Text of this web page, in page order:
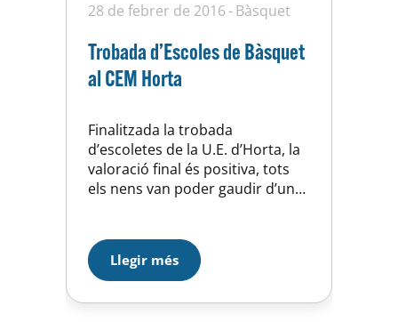
28 de febrer de 2016 Bàsquet
Trobada d’Escoles de Bàsquet
al CEM Horta
Finalitzada la trobada
d’escoletes de la U.E. d’Horta, la
valoració final és positiva, tots
els nens van poder gaudir d’una
als partits un torneig de Two Ball
i un circuit d’habilitats, el que els
mantenia actius a l’espera de
poder disputar els seus partits.
Llegir més